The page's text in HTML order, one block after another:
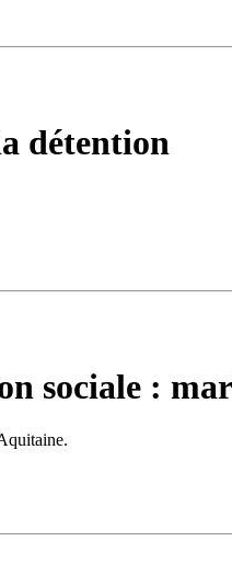
détention
sociale :